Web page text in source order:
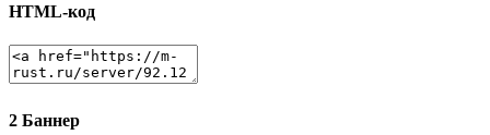
HTML-код
2 Баннер